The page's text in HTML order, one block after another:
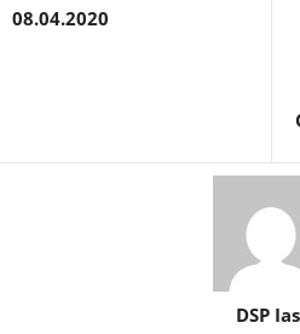
08.04.2020
DSP